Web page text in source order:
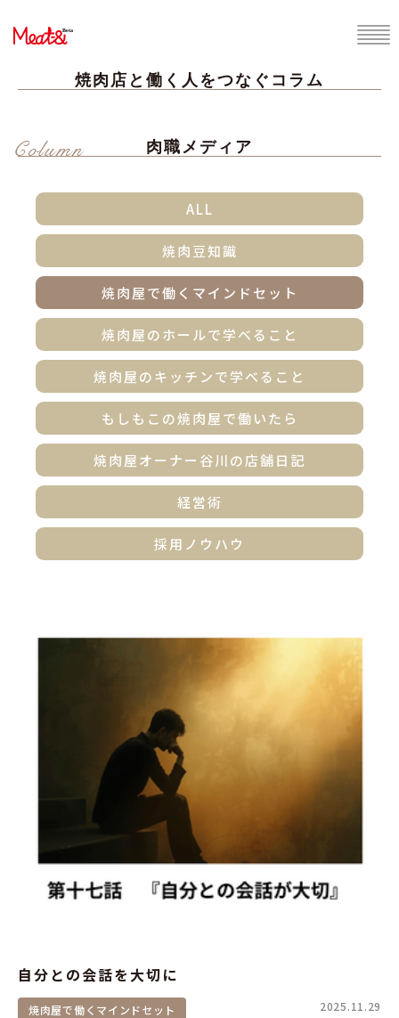
焼肉店と働く人をつなぐコラム
Column 肉職メディア
ALL
焼肉豆知識
焼肉屋で働くマインドセット
焼肉屋のホールで学べること
焼肉屋のキッチンで学べること
もしもこの焼肉屋で働いたら
焼肉屋オーナー谷川の店舗日記
経営術
採用ノウハウ
自分との会話を大切に
焼肉屋で働くマインドセット 2025.11.29